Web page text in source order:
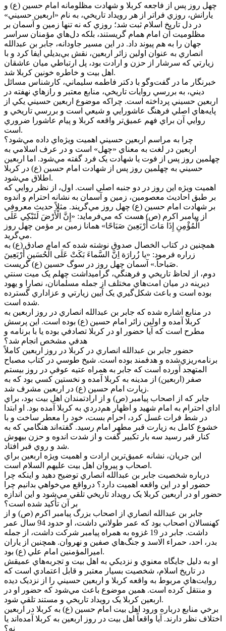
چهل روز پس از فاجعه کربلا و شهادت مظلومانه امام حسين (ع) و
يارانش، روزي فراتر از هر رويداد تاريخي، به نام «اربعين حسيني»
در دل تاريخ اسلام ثبت شد؛ روزي که نه تنها زمين و آسمان بر
مظلوميت آن امام همام گريستند، بلکه دل‌هاي مؤمنان سراسر
جهان را به هم پيوند داد. در اين مسير جاودانه، جابر بن عبدالله
انصاري به عنوان اولين زائر اربعين، نقش بي‌بديلي ايفا کرد و با
زيارتي که سرشار از حزن و ارادت بود، پل ارتباطي ميان عاشقان
اهل بيت و خاطره خونين کربلا شد.
خبرنگار ما در گفت‌وگو با دکتر فاطمه سليماني، کارشناس مسائل
ديني، به بررسي روايات تاريخي، منابع معتبر و رازهاي نهفته در
اربعين حسيني پرداخته است. چراکه موضوع اربعين حسيني يکي از
پايه‌هاي اصلي فرهنگ عاشورايي و شيعي است و بررسي تاريخي و
روايي آن براي فهم عميق‌تر واقعه کربلا و پيام عاشورا ضروري
است.
چرا به مراسم اربعين حسيني اهميت ويژه‌اي داده مي‌شود؟
اربعين در لغت به معناي «چهل» است و در عرف اسلامي به
چهلمين روز پس از فوت يا شهادت يک فرد گفته مي‌شود. اما اربعين
حسيني به چهلمين روز پس از شهادت امام حسين (ع) در کربلا
اطلاق مي‌شود.
اهميت ويژه اين روز در دو جنبه اصلي است. اول، از نظر روايي که
بر طبق احاديث معصومين، زمين و آسمان به نشانه احترام و اندوه
بر شهادت امام حسين (ع) چهل روز مي‌گريند. مثلاً حديث معروفي
از پيامبر اکرم (ص) هست که مي‌فرمايد: «إِنَّ الْأَرْضَ لَتَبْكِي عَلَى
الْمُؤْمِنِ إِذَا مَاتَ أَرْبَعِينَ صَبَاحًا» همانا زمين بر مؤمن چهل روز
مي‌گريد.
همچنين در کتاب الخصال صدوق نوشته شده که امام صادق (ع) به
زراره فرمود: «يا زُرارَة اِنَّ السَّماءَ بَكَتْ عَلَى الْحُسَينِ أَرْبَعِينَ
صَباحاً.» آسمان چهل روز در سوگ حسين (ع) گريست.
دوم، از لحاظ تاريخي و فرهنگي، گراميداشت چهلم يک ميت سنتي
ديرينه در ميان امت‌هاي مختلف از جمله مسلمانان، نصارا و يهود
بوده است و باعث شکل‌گيري يک آيين زيارتي و عزاداري گسترده
شده است.
در منابع اشاره شده که جابر بن عبدالله انصاري در روز اربعين به
کربلا آمده و اولين زائر امام حسين (ع) بوده است. اين پرسش
مطرح است که آيا حضور او در کربلا تصادفي بوده يا با برنامه و
هدفي مشخص انجام شد؟
حضور جابر بن عبدالله انصاري در کربلا در روز اربعين کاملاً
برنامه‌ريزي‌شده و هدفمند بوده است. شيخ طوسي در کتاب مصباح
المتهجد آورده است که جابر به همراه عتيه عوفي در روز بيستم
صفر (اربعين) از مدينه به کربلا آمده و نخستين کسي بود که به
زيارت امام حسين (ع) در اربعين مشرف شد.
جابر که از اصحاب پيامبر (ص) و از ارادتمندان اهل بيت بود، براي
اداي احترام به امام شهيد و اظهار هم‌دردي به کربلا آمده بود. او ابتدا
در شط فرات غسل کرد، احرام بست، خود را معطر ساخت و با
خشوع کامل به زيارت قبر مطهر امام رسيد. گفته‌اند هنگامي که به
کنار قبر رسيد سه بار تکبير گفت و از شدت اندوه و حزن بيهوش
شد و روي قبر افتاد.
اين جريان، نشانه عميق‌ترين ارادت و اهميت ويژه اربعين براي
اصحاب و پيروان اهل بيت عليهم السلام است.
درباره شخصيت جابر بن عبدالله انصاري توضيح دهيد و اينکه چرا
حضور او در اين واقعه اهميت دارد؟ درواقع مي‌خواهي بدانيم چرا
حضور او در اربعين کربلا يک رويداد تاريخي تلقي مي‌شود و اين اندازه
بر آن تأکيد شده است؟
جابر بن عبدالله انصاري از اصحاب بزرگ پيامبر اکرم (ص) و از
کهنسالان اصحاب بود که عمر طولاني داشت، او حدود 94 سال عمر
داشت. جابر در 19 غزوه به همراه پيامبر شرکت داشت، از جمله
بدر، احد، حمراء الاسد و جنگ‌هاي صفين و نهروان. همچنين از ياران
اميرالمؤمنين امام علي (ع) بود.
او به دليل جايگاه معنوي و نزديکي به اهل بيت و تجربه‌هاي عميقش
در تاريخ اسلام، شخصيت بسيار معتبر و قابل اعتمادي است که
روايت‌هاي مربوط به واقعه کربلا و اربعين حسيني را از نزديک ديده
و منتقل کرده است. همين موضوع باعث مي‌شود که حضور او در
اربعين کربلا يک رويداد تاريخي و مستند تلقي شود.
برخي منابع درباره ورود اهل بيت امام حسين (ع) به کربلا در اربعين
اختلاف نظر دارند. آيا واقعاً اهل بيت در روز اربعين به کربلا آمده‌اند يا
نه؟